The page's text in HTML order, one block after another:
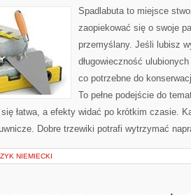
Spadlabuta to miejsce
zaopiekować się o swoje
przemyślany. Jeśli lubisz
długowieczność
co potrzebne do
To pełne podejście do
łatwa, a efekty widać po krótkim czasie.
Dobre trzewiki potrafi wytrzymać
NIEMIECKI